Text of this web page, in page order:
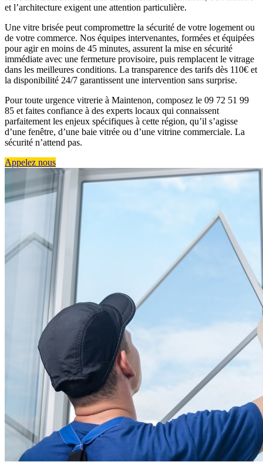
et l’architecture exigent une attention particulière.
Une vitre brisée peut compromettre la sécurité de votre logement ou
de votre commerce. Nos équipes intervenantes, formées et équipées
pour agir en moins de 45 minutes, assurent la mise en sécurité
immédiate avec une fermeture provisoire, puis remplacent le vitrage
dans les meilleures conditions. La transparence des tarifs dès 110€ et
la disponibilité 24/7 garantissent une intervention sans surprise.
Pour toute urgence vitrerie à Maintenon, composez le 09 72 51 99
85 et faites confiance à des experts locaux qui connaissent
parfaitement les enjeux spécifiques à cette région, qu’il s’agisse
d’une fenêtre, d’une baie vitrée ou d’une vitrine commerciale. La
sécurité n’attend pas.
Appelez nous